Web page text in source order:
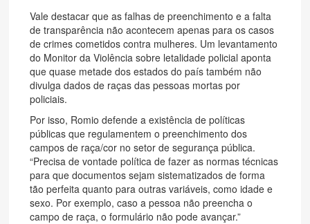
Vale destacar que as falhas de preenchimento e a falta
de transparência não acontecem apenas para os casos
de crimes cometidos contra mulheres. Um levantamento
do Monitor da Violência sobre letalidade policial aponta
que quase metade dos estados do país também não
divulga dados de raças das pessoas mortas por
policiais.
Por isso, Romio defende a existência de políticas
públicas que regulamentem o preenchimento dos
campos de raça/cor no setor de segurança pública.
“Precisa de vontade política de fazer as normas técnicas
para que documentos sejam sistematizados de forma
tão perfeita quanto para outras variáveis, como idade e
sexo. Por exemplo, caso a pessoa não preencha o
campo de raça, o formulário não pode avançar.”